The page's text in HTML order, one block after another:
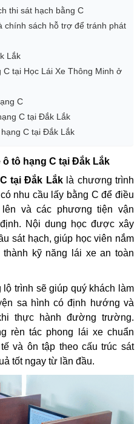
thi sát hạch bằng C
chính sách hỗ trợ để tránh phát
Lắk
tại Học Lái Xe Thông Minh ở
C
C tại Đắk Lắk
C tại Đắk Lắk
ô tô hạng C tại Đắk Lắk
tại Đắk Lắklà chương trình
nhu cầu lấy bằng C để điều
và các phương tiện vận
Nội dung học được xây
sát hạch, giúp học viên nắm
kỹ năng lái xe an toàn
trình sẽ giúp quý khách làm
sa hình có định hướng và
thực hành đường trường.
rèn tác phong lái xe chuẩn
và ôn tập theo cấu trúc sát
tốt ngay từ lần đầu.